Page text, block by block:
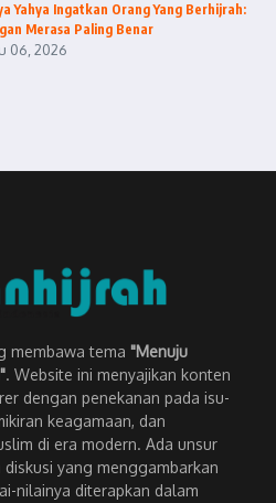
Yahya Ingatkan Orang Yang Berhijrah:
Merasa Paling Benar
06, 2026
membawa tema "Menuju
. Website ini menyajikan konten
dengan penekanan pada isu-
keagamaan, dan
di era modern. Ada unsur
yang menggambarkan
nilainya diterapkan dalam